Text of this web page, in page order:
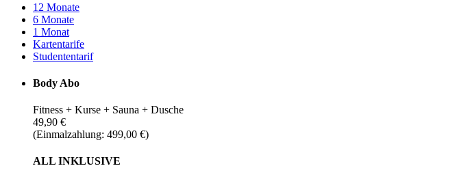
12 Monate
6 Monate
1 Monat
Kartentarife
Studententarif
Body Abo
Fitness + Kurse + Sauna + Dusche
49,90 €
(Einmalzahlung: 499,00 €)
ALL INKLUSIVE